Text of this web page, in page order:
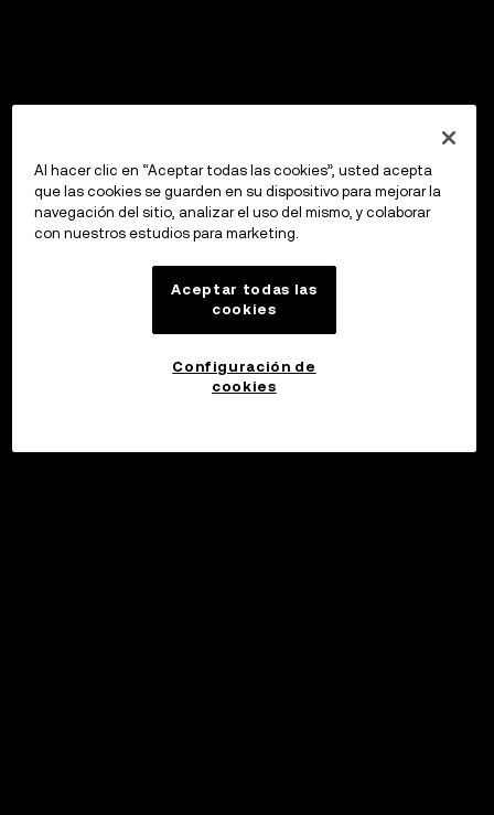
Al hacer clic en “Aceptar todas las cookies”, usted acepta
que las cookies se guarden en su dispositivo para mejorar la
navegación del sitio, analizar el uso del mismo, y colaborar
con nuestros estudios para marketing.
Aceptar todas las
cookies
Configuración de
cookies